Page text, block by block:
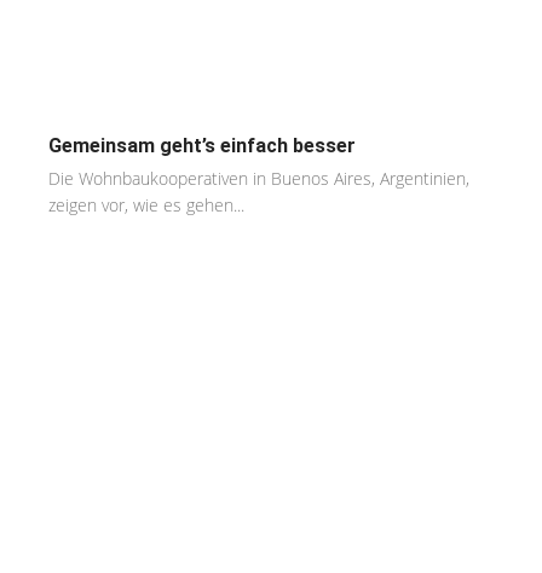
Gemeinsam geht’s einfach besser
Die Wohnbaukooperativen in Buenos Aires, Argentinien,
zeigen vor, wie es gehen...